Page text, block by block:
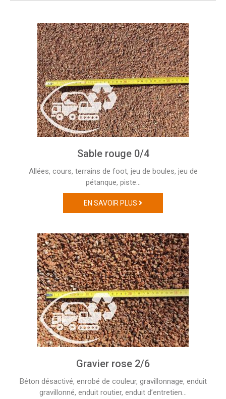
Sable rouge 0/4
Allées, cours, terrains de foot, jeu de boules, jeu de
pétanque, piste…
EN SAVOIR PLUS
Gravier rose 2/6
Béton désactivé, enrobé de couleur, gravillonnage, enduit
gravillonné, enduit routier, enduit d’entretien…